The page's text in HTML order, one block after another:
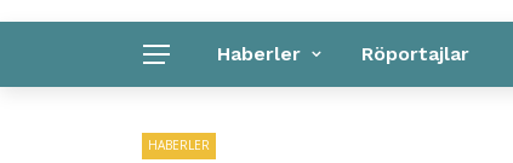
Haberler Röportajlar
HABERLER